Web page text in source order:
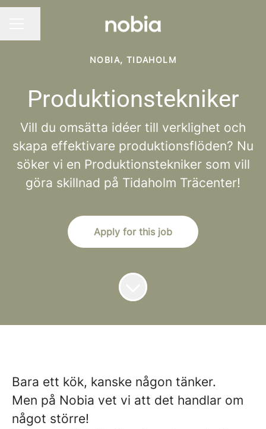
NOBIA, TIDAHOLM
Produktionstekniker
Vill du omsätta idéer till verklighet och
skapa effektivare produktionsflöden? Nu
söker vi en Produktionstekniker som vill
göra skillnad på Tidaholm Träcenter!
Apply for this job
Bara ett kök, kanske någon tänker.
Men på Nobia vet vi att det handlar om
något större!